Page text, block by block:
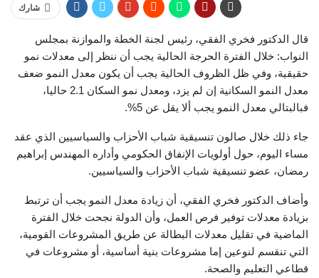
شارك
قال الدكتور فخري الفقي، رئيس لجنة الخطة والموازنة بمجلس
النواب: خلال الفترة الحرجة الحالية يجب أن ننظر إلى معدلات نمو
حقيقية، وفي ظل الظروف الحالية يجب أن يكون معدل النمو ضعف
معدل النمو السكانية إن لم يزد، ومعدل نمو السكان 2.1 حاليا،
فبالبتالي معدل النمو يجب ألا يقل عن 5%.
جاء ذلك خلال صالون تنسيقية شباب الأحزاب والسياسيين الذي عقد
مساء اليوم، حول أولويات الإنفاق الحكومي وأداره المهندس إبراهيم
رمضان، عضو تنسيقية شباب الأحزاب والسياسيين.
وأضاف الدكتور فخري الفقي، أن زيادة معدل النمو يجب أن ترتبط
بزيادة معدلات توفير فرص العمل، وأن الدولة نجحت خلال الفترة
الماضية في تقليل معدلات البطالة عن طريق المشروعات القومية،
التي تنقسم لنوعين إما مشروعات بنية أساسية، أو مشروعات في
قطاعي التعليم والصحة.